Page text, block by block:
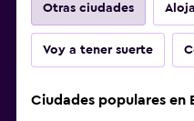
Otras ciudades
Voy a tener suerte
Ciudades populares en